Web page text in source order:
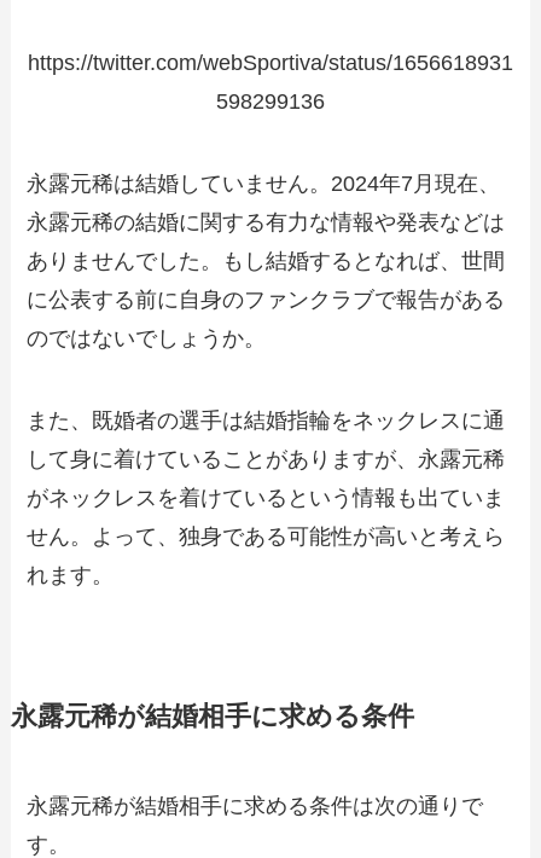
https://twitter.com/webSportiva/status/1656618931
598299136
永露元稀は結婚していません。2024年7月現在、
永露元稀の結婚に関する有力な情報や発表などは
ありませんでした。もし結婚するとなれば、世間
に公表する前に自身のファンクラブで報告がある
のではないでしょうか。
また、既婚者の選手は結婚指輪をネックレスに通
して身に着けていることがありますが、永露元稀
がネックレスを着けているという情報も出ていま
せん。よって、独身である可能性が高いと考えら
れます。
永露元稀が結婚相手に求める条件
永露元稀が結婚相手に求める条件は次の通りで
す。